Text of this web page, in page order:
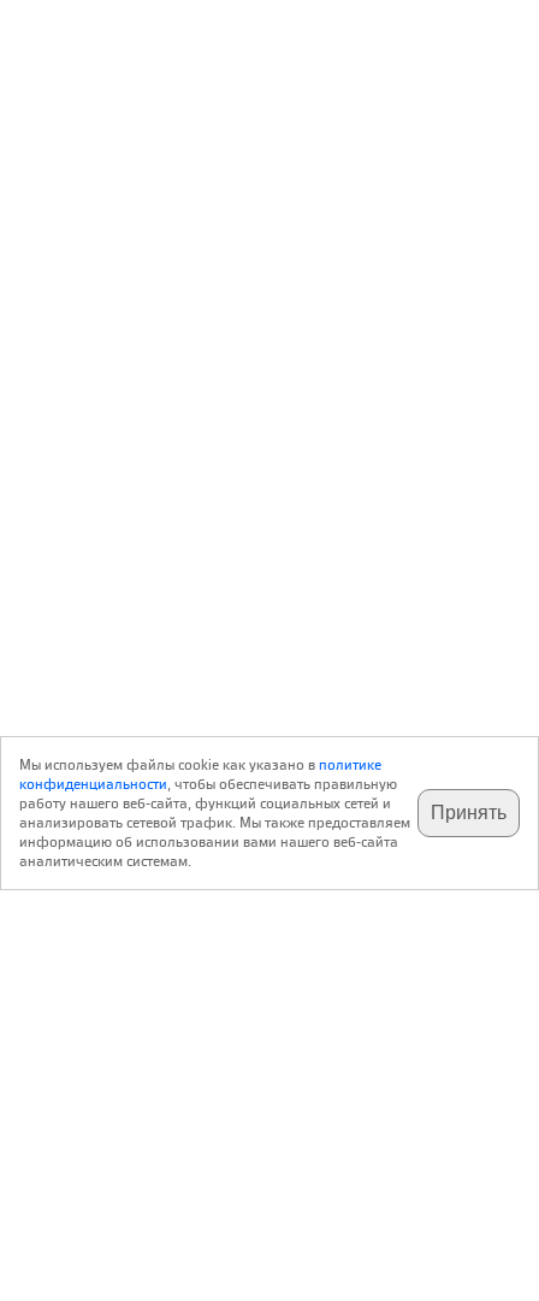
подпишитесь на наш
телеграм @archi_ru
✕
с 20 июля 1999 г.
Мы используем файлы cookie как указано вполитике
конфиденциальности, чтобы обеспечивать правильную
работу нашего веб-сайта, функций социальных сетей и
анализировать сетевой трафик. Мы также предоставляем
информацию об использовании вами нашего веб-сайта
аналитическим системам.
Принять